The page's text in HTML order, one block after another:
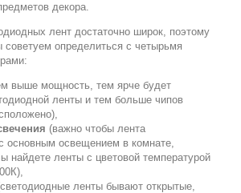
декора.
лент достаточно широк, поэтому
советуем определиться с четырьмя
выше мощность, тем ярче будет
ленты и тем больше чипов
(важно чтобы лента
основным освещением в комнате,
найдете ленты с цветовой температурой
ленты бывают открытые,